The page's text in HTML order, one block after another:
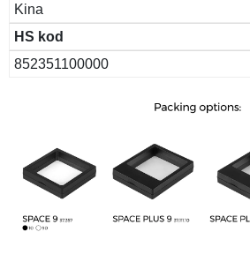
Kina
HS kod
852351100000